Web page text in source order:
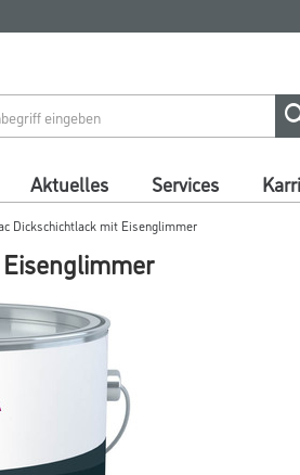
Aktuelles Services
Dickschichtlack mit Eisenglimmer